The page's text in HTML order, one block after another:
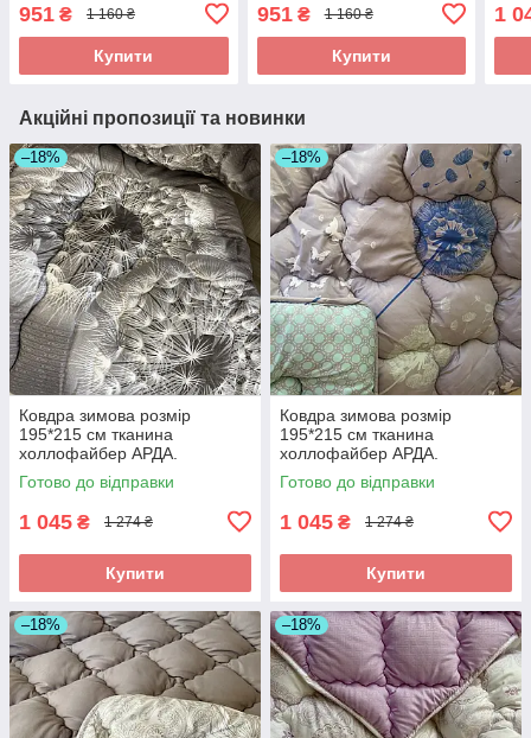
951 ₴ 1 160 ₴
Купити
951₴ 1 160 ₴
Купити
1
Акційні пропозиції та новинки
–18%
Ковдра зимова розмір
195*215 см тканина
холлофайбер АРДА.
Готово до відправки
1 045 ₴ 1 274 ₴
Купити
–18%
Ковдра зимова розмір
195*215 см тканина
холлофайбер АРДА.
Готово до відправки
1 045 ₴ 1 274 ₴
Купити
–18% –18%